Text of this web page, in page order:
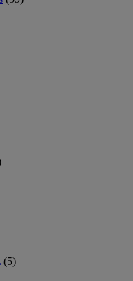
(5)